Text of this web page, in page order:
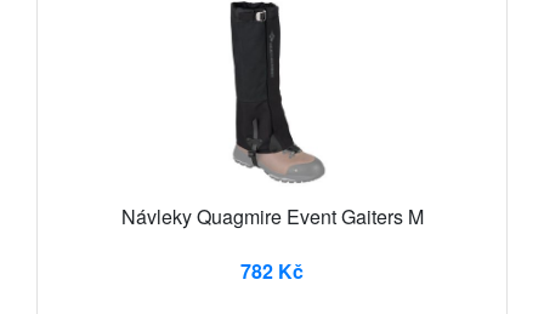
Návleky Quagmire Event Gaiters M
782 Kč